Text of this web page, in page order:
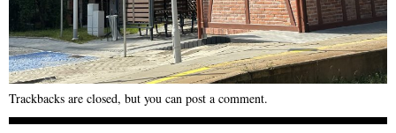
Trackbacks are closed, but you can post a comment.